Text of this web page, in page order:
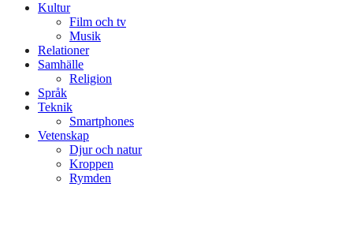
Kultur
Film och tv
Musik
Relationer
Samhälle
Religion
Språk
Teknik
Smartphones
Vetenskap
Djur och natur
Kroppen
Rymden